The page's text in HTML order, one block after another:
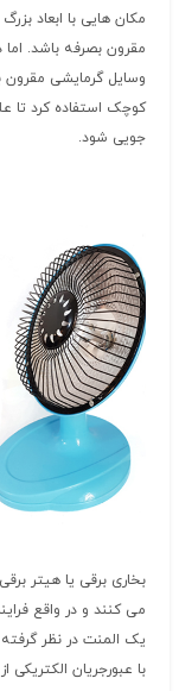
مکان هایی با ابعاد
مقرون بصرفه باشد. اما
وسایل گرمایشی مقرون
کوچک استفاده کرد تا
جویی شود.
بخاری برقی یا هیتر
می کنند و در واقع
یک المنت در نظر
با عبورجریان